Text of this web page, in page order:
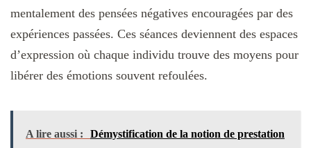
mentalement des pensées négatives encouragées par des
expériences passées. Ces séances deviennent des espaces
d’expression où chaque individu trouve des moyens pour
libérer des émotions souvent refoulées.
A lire aussi : Démystification de la notion de prestation